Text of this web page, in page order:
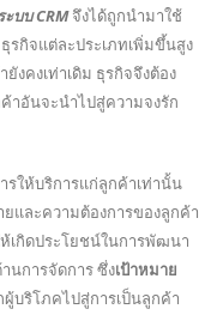
ระบบ CRMจึงได้ถูกนำมาใช้
รกิจแต่ละประเภทเพิ่มขึ้นสูง
คงเท่าเดิม ธุรกิจจึงต้อง
าอันจะนำไปสู่ความจงรัก
รให้บริการแก่ลูกค้าเท่านั้น
และความต้องการของลูกค้า
เกิดประโยชน์ในการพัฒนา
นการจัดการ ซึ่งเป้าหมาย
บริโภคไปสู่การเป็นลูกค้า